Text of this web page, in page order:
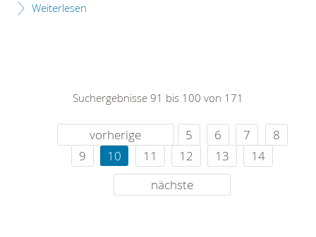
Weiterlesen
Suchergebnisse 91 bis 100 von 171
vorherige 5 6 7
8
9
10 11 12 13
14
nächste